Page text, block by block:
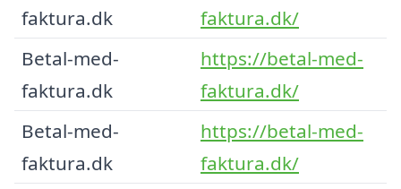
faktura.dk
faktura.dk/
Betal-med-
faktura.dk
https://betal-med-
faktura.dk/
Betal-med-
faktura.dk
https://betal-med-
faktura.dk/